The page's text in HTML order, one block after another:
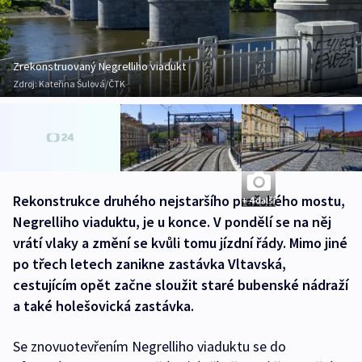
Zrekonstruovaný Negrelliho viadukt
Zdroj:Kateřina Šulová/ČTK
+ 4 další
Rekonstrukce druhého nejstaršího pražského mostu,
Negrelliho viaduktu, je u konce. V pondělí se na něj
vrátí vlaky a změní se kvůli tomu jízdní řády. Mimo jiné
po třech letech zanikne zastávka Vltavská,
cestujícím opět začne sloužit staré bubenské nádraží
a také holešovická zastávka.
Se znovuotevřením Negrelliho viaduktu se do